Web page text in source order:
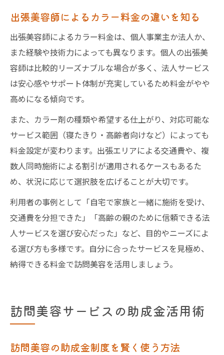
出張美容師によるカラー料金の違いを知る
出張美容師によるカラー料金は、個人事業主か法人か、
また経験や技術力によっても異なります。個人の出張美
容師は比較的リーズナブルな場合が多く、法人サービス
は安心感やサポート体制が充実しているため料金がやや
高めになる傾向です。
また、カラー剤の種類や希望する仕上がり、対応可能な
サービス範囲（寝たきり・高齢者向けなど）によっても
料金設定が変わります。出張エリアによる交通費や、複
数人同時施術による割引が適用されるケースもあるた
め、状況に応じて選択肢を広げることが大切です。
利用者の事例として「自宅で家族と一緒に施術を受け、
交通費を分担できた」「高齢の親のために信頼できる法
人サービスを選び安心だった」など、目的やニーズによ
る選び方も多様です。自分に合ったサービスを見極め、
納得できる料金で訪問美容を活用しましょう。
訪問美容サービスの助成金活用術
訪問美容の助成金制度を賢く使う方法